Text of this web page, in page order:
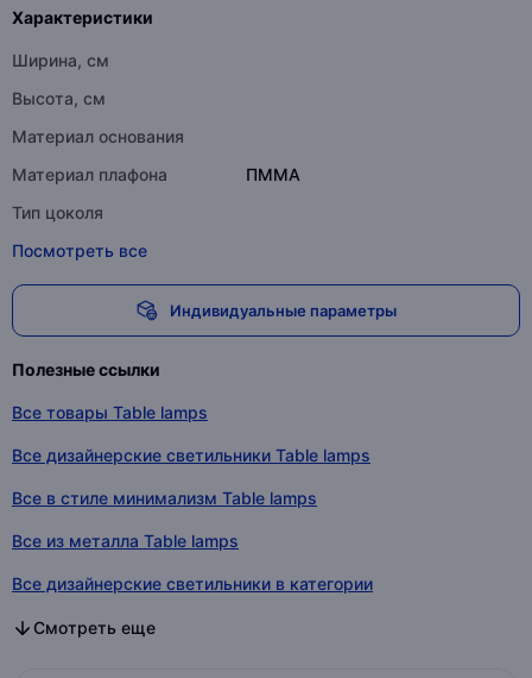
Характеристики
Ширина, см
Высота, см
Материал основания
Материал плафона
ПММА
Тип цоколя
Посмотреть все
Индивидуальные параметры
Полезные ссылки
Все товары Table lamps
Все дизайнерские светильники Table lamps
Все в стиле минимализм Table lamps
Все из металла Table lamps
Все дизайнерские светильники в категории
Все в стиле минимализм в категории
Все из металла в категории
Смотреть еще